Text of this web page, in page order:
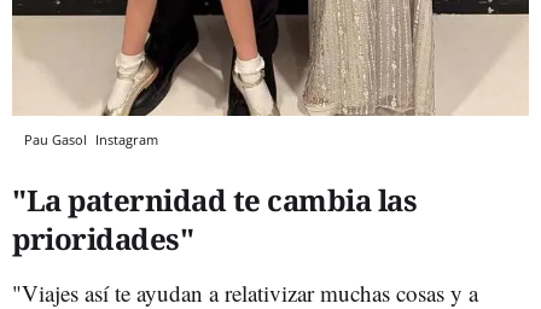
Pau Gasol Instagram
"La paternidad te cambia las
prioridades"
"Viajes así te ayudan a relativizar muchas cosas y a